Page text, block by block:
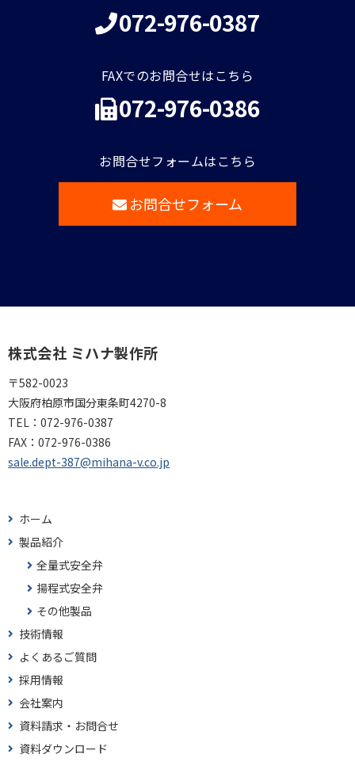
072-976-0387
FAXでのお問合せはこちら
072-976-0386
お問合せフォームはこちら
お問合せフォーム
株式会社 ミハナ製作所
〒582-0023
大阪府柏原市国分東条町4270-8
TEL： 072-976-0387
FAX： 072-976-0386
sale.dept-387@mihana-v.co.jp
ホーム
製品紹介
全量式安全弁
揚程式安全弁
その他製品
技術情報
よくあるご質問
採用情報
会社案内
資料請求・お問合せ
資料ダウンロード